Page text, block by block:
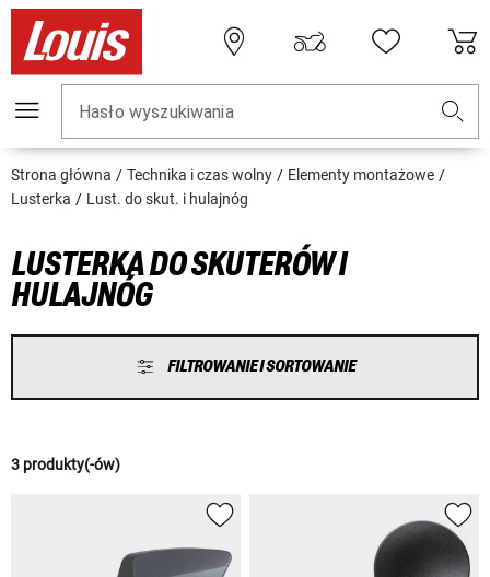
Hasło wyszukiwania
Strona główna Technika i czas wolny
Elementy montażowe
Lusterka
Lust. do skut. i hulajnóg
LUSTERKA DO SKUTERÓW I
HULAJNÓG
FILTROWANIE I SORTOWANIE
3 produkty(-ów)